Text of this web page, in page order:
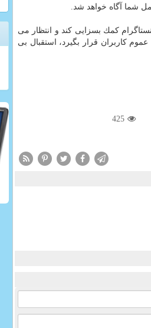
شما آگاه خواهد شد.
كمك بسزایی كند و انتظار می
كاربران قرار بگیرد، استقبال بی
425